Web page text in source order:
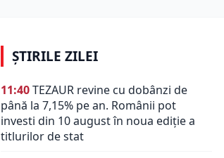
ȘTIRILE ZILEI
11:40TEZAUR revine cu dobânzi de
până la 7,15% pe an. Românii pot
investi din 10 august în noua ediție a
titlurilor de stat